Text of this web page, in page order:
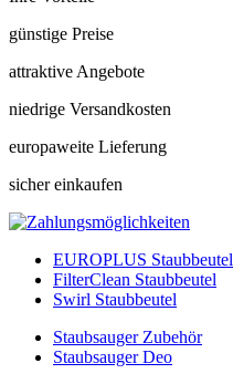
günstige Preise
attraktive Angebote
niedrige Versandkosten
europaweite Lieferung
sicher einkaufen
EUROPLUS Staubbeutel
FilterClean Staubbeutel
Swirl Staubbeutel
Staubsauger Zubehör
Staubsauger Deo